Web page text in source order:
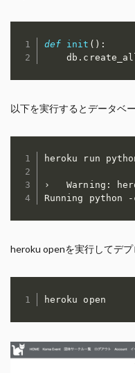
def init ( ) :
    db
.
以下を実行するとデータベ
heroku run
›   Warning:
Running
heroku openを実行してデプ
heroku open